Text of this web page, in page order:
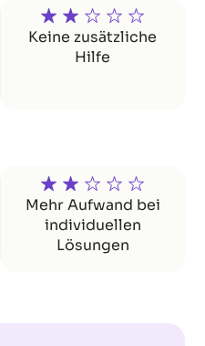
Keine zusätzliche
Hilfe
Mehr Aufwand bei
individuellen
Lösungen